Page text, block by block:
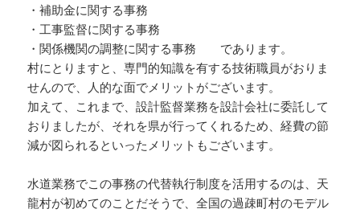
・補助金に関する事務
・工事監督に関する事務
・関係機関の調整に関する事務 であります。
村にとりますと、専門的知識を有する技術職員がおりま
せんので、人的な面でメリットがございます。
加えて、これまで、設計監督業務を設計会社に委託して
おりましたが、それを県が行ってくれるため、経費の節
減が図られるといったメリットもございます。
水道業務でこの事務の代替執行制度を活用するのは、天
龍村が初めてのことだそうで、全国の過疎町村のモデル